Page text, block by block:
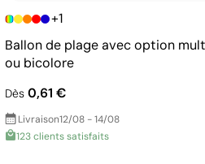
+1
Ballon de plage avec option
ou bicolore
Dès0,61 €
Livraison12/08 - 14/08
123 clients satisfaits